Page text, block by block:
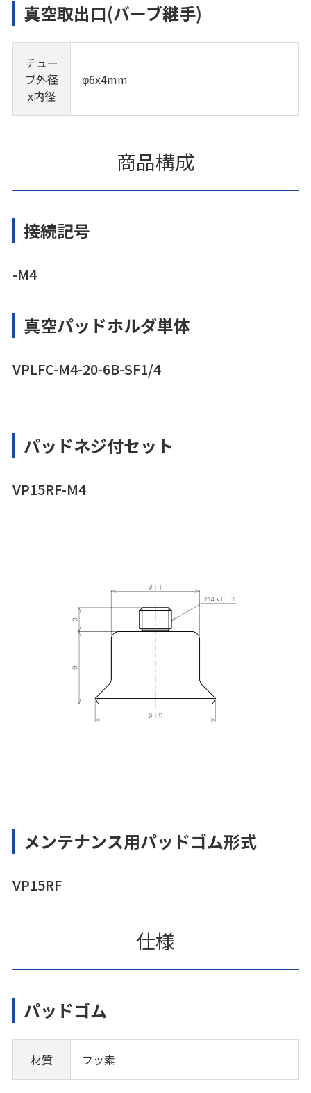
真空取出口(バーブ継手)
チュー
ブ外径
x内径
φ6x4mm
商品構成
接続記号
-M4
真空パッドホルダ単体
VPLFC-M4-20-6B-SF1/4
パッドネジ付セット
VP15RF-M4
メンテナンス用パッドゴム形式
VP15RF
仕様
パッドゴム
材質 フッ素